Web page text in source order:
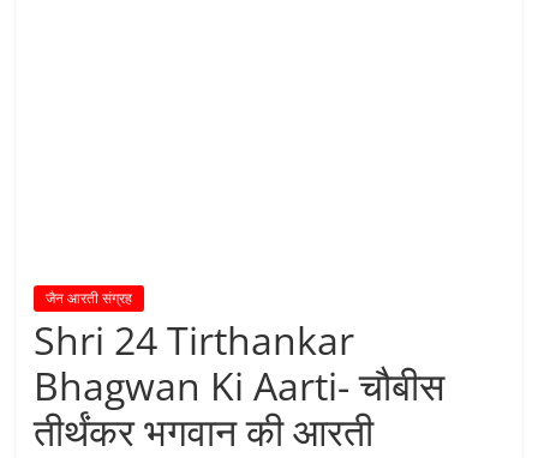
जैन आरती संग्रह
Shri 24 Tirthankar
Bhagwan Ki Aarti- चौबीस
तीर्थंकर भगवान की आरती